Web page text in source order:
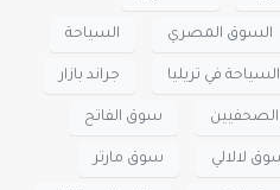
السوق المصري السياحة
السياحة في تريليا جراند بازار
سوق الفاتح
لالالي سوق مارتر